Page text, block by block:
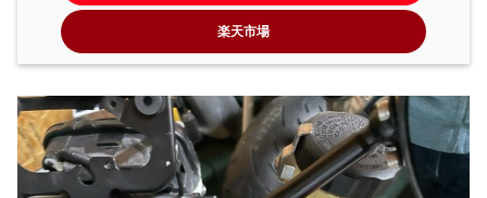
楽天市場